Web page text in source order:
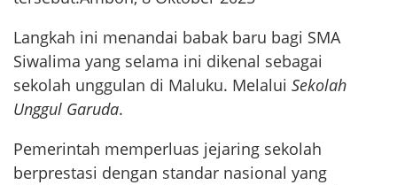
Langkah ini menandai babak baru bagi SMA
Siwalima yang selama ini dikenal sebagai
sekolah unggulan di Maluku. Melalui Sekolah
Unggul Garuda.
Pemerintah memperluas jejaring sekolah
berprestasi dengan standar nasional yang